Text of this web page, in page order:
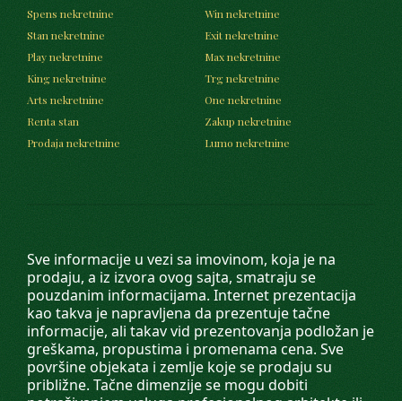
Sve informacije u vezi sa imovinom, koja je na
prodaju, a iz izvora ovog sajta, smatraju se
pouzdanim informacijama. Internet prezentacija
kao takva je napravljena da prezentuje tačne
informacije, ali takav vid prezentovanja podložan je
greškama, propustima i promenama cena. Sve
površine objekata i zemlje koje se prodaju su
približne. Tačne dimenzije se mogu dobiti
Spens nekretnine
Win nekretnine
Stan nekretnine
Exit nekretnine
Play nekretnine
Max nekretnine
King nekretnine
Trg nekretnine
Arts nekretnine
One nekretnine
Renta stan
Zakup nekretnine
Prodaja nekretnine
Lumo nekretnine